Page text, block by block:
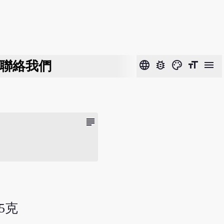
聯絡我們 language bug_report color_lens format_size menu
subject
克